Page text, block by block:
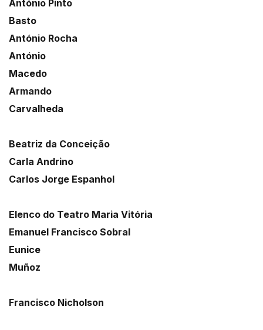
António Pinto
Basto
António Rocha
António
Macedo
Armando
Carvalheda
Beatriz da Conceição
Carla Andrino
Carlos Jorge Espanhol
Elenco do Teatro Maria Vitória
Emanuel Francisco Sobral
Eunice
Muñoz
Francisco Nicholson